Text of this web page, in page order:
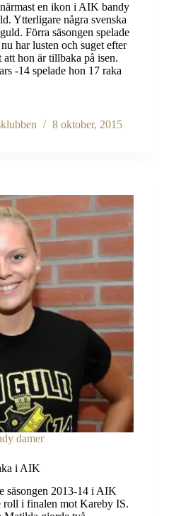
en ikon i AIK bandy
Ytterligare några svenska
Förra säsongen spelade
har lusten och suget efter
hon är tillbaka på isen.
-14 spelade hon 17 raka
8 oktober, 2015
damer
i AIK
säsongen 2013-14 i AIK
roll i finalen mot Kareby IS.